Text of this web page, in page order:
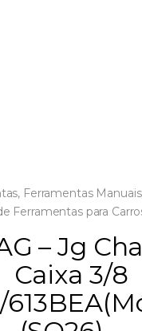
, Ferramentas Manuais
Ferramentas para
– Jg
Caixa 3/8